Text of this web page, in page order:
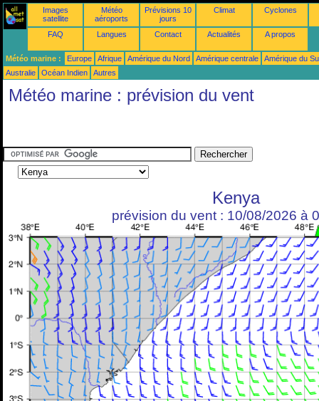
Images
satellite
Météo
aéroports
Prévisions 10
jours
Climat Cyclones
FAQ Langues Contact Actualités A propos
Météo marine : Europe Afrique Amérique du Nord Amérique centrale
Amérique du
Australie
Océan Indien Autres
Météo marine : prévision du vent
Kenya
prévision du vent : 10/08/2026 à